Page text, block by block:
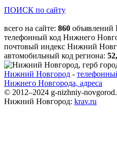
ПОИСК по сайту
всего на сайте: 860 объявлений
телефонный код Нижнего
почтовый индекс Нижний
автомобильный код региона:
Нижний Новгород -
Нижнего Новгорода, адреса
© 2012–2024 g-nizhniy-
Нижний Новгород: krav.ru